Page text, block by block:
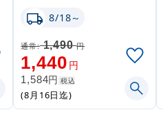
8/18～
通常:1,490円
1,440円
1,584円 税込
(8月16日迄)